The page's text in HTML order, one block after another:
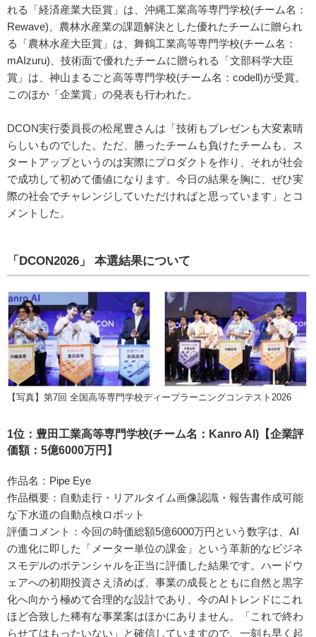
れる「経済産業大臣賞」は、沖縄工業高等専門学校(チーム名：
Rewave)、農林水産業の課題解決とした優れたチームに贈られ
る「農林水産大臣賞」は、舞鶴工業高等専門学校(チーム名：
mAIzuru)、技術面で優れたチームに贈られる「文部科学大臣
賞」は、神山まるごと高等専門学校(チーム名：codell)が受賞。
このほか「企業賞」の発表も行われた。
DCON実行委員長の松尾豊さんは「技術もプレゼンも大変素晴
らしいものでした。ただ、勝ったチームも負けたチームも、ス
タートアップというのは実際にプロダクトを作り、それが社会
で成功して初めて価値になります。今日の結果を胸に、ぜひ実
際の社会でチャレンジしていただければと思っています」とコ
メントした。
「DCON2026」 本選結果について
【写真】第7回 全国高等専門学校ディープラーニングコンテスト2026
1位：豊田工業高等専門学校(チーム名：Kanro AI)【企業評
価額：5億6000万円】
作品名：Pipe Eye
作品概要：自動走行・リアルタイム画像認識・報告書作成可能
な下水道の自動点検ロボット
評価コメント：今回の時価総額5億6000万円という数字は、AI
の進化に即した「メーター単位の課金」という革新的なビジネ
スモデルのポテンシャルを正当に評価した結果です。ハードウ
ェアへの初期投資さえ済めば、事業の成長とともに自然と黒字
化へ向かう極めて合理的な設計であり、今のAIトレンドにこれ
ほど合致した稀有な事業案はほかにありません。「これで終わ
らせてはもったいない」と確信していますので、一刻も早く起